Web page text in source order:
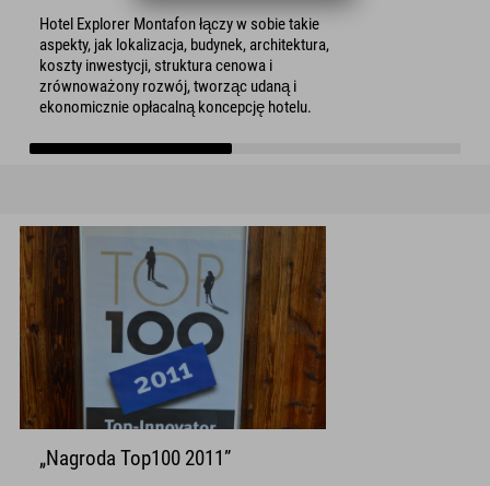
Hotel Explorer Montafon łączy w sobie takie
aspekty, jak lokalizacja, budynek, architektura,
koszty inwestycji, struktura cenowa i
zrównoważony rozwój, tworząc udaną i
ekonomicznie opłacalną koncepcję hotelu.
„Nagroda Top100 2011”